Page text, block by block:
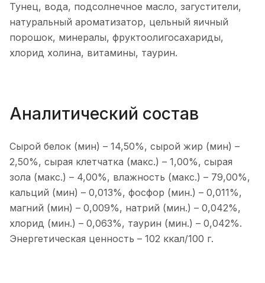
Тунец, вода, подсолнечное масло, загустители,
натуральный ароматизатор, цельный яичный
порошок, минералы, фруктоолигосахариды,
хлорид холина, витамины, таурин.
Аналитический состав
Сырой белок (мин) – 14,50%, сырой жир (мин) –
2,50%, сырая клетчатка (макс.) – 1,00%, сырая
зола (макс.) – 4,00%, влажность (макс.) – 79,00%,
кальций (мин) – 0,013%, фосфор (мин.) – 0,011%,
магний (мин) – 0,009%, натрий (мин.) – 0,042%,
хлорид (мин.) – 0,063%, таурин (мин.) – 0,042%.
Энергетическая ценность – 102 ккал/100 г.